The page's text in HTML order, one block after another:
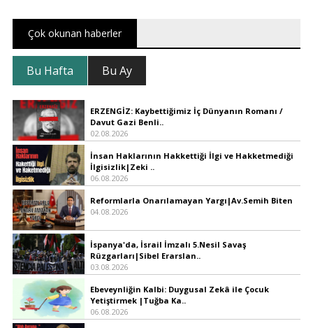
Çok okunan haberler
Bu Hafta Bu Ay
ERZENGİZ: Kaybettiğimiz İç Dünyanın Romanı /
Davut Gazi Benli..
02.08.2026
İnsan Haklarının Hakkettiği İlgi ve Hakketmediği
İlgisizlik|Zeki ..
06.08.2026
Reformlarla Onarılamayan Yargı|Av.Semih Biten
04.08.2026
İspanya'da, İsrail İmzalı 5.Nesil Savaş
Rüzgarları|Sibel Erarslan..
03.08.2026
Ebeveynliğin Kalbi: Duygusal Zekâ ile Çocuk
Yetiştirmek |Tuğba Ka..
06.08.2026